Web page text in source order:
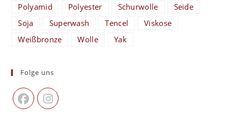
Polyamid
Polyester Schurwolle
Seide
Soja
Superwash Tencel
Viskose
Weißbronze
Wolle Yak
Folge uns